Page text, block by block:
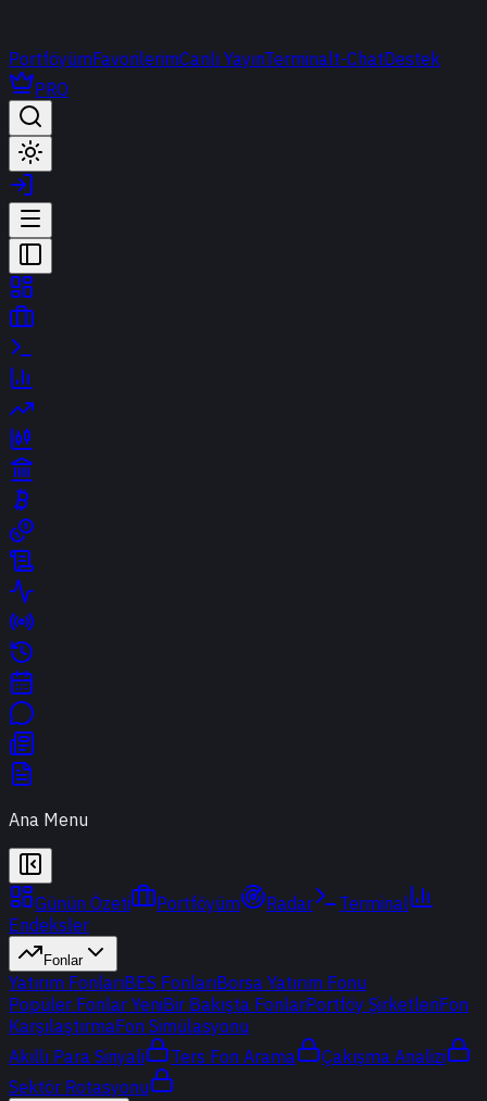
PortföyümFavorilerimCanlı YayınTerminalt-ChatDestek
PRO
Ana Menu
Günün Özeti Portföyüm Radar
Terminal
Endeksler
Fonlar
Yatırım FonlarıBES FonlarıBorsa Yatırım Fonu
Popüler Fonlar YeniBir Bakışta FonlarPortföy ŞirketleriFon
KarşılaştırmaFon Simülasyonu
Akıllı Para Sinyali
Ters Fon Arama
Çakışma Analizi
Sektör Rotasyonu